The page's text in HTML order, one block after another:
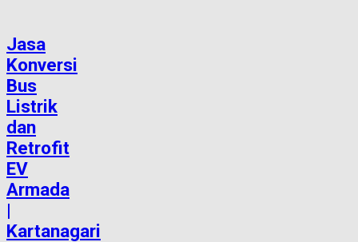
Jasa
Konversi
Bus
Listrik
dan
Retrofit
EV
Armada
|
Kartanagari